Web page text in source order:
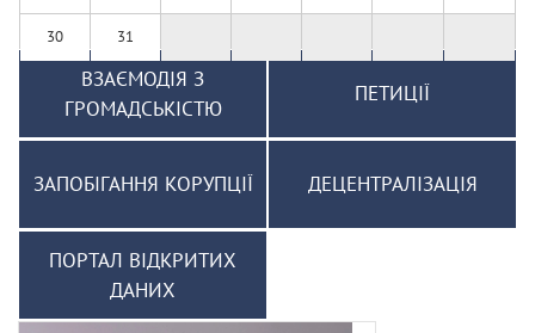
30 31
ВЗАЄМОДІЯ З
ГРОМАДСЬКІСТЮ
ПЕТИЦІЇ
ЗАПОБІГАННЯ КОРУПЦІЇ ДЕЦЕНТРАЛІЗАЦІЯ
ПОРТАЛ ВІДКРИТИХ
ДАНИХ